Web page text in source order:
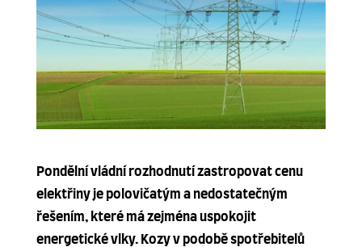
Pondělní vládní rozhodnutí zastropovat cenu
elektřiny je polovičatým a nedostatečným
řešením, které má zejména uspokojit
energetické vlky. Kozy v podobě spotřebitelů